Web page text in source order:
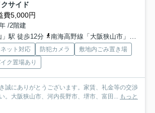
サイド
費5,000円
/2階建
駅 徒歩12分
南海高野線「大阪狭山市」駅 徒歩18分
ット対応 防犯カメラ
敷地内ごみ置き場
ク置場あり
誠にありがとうございます。家賃、礼金等の交渉
。大阪狭山市、河内長野市、堺市、富田... もっと